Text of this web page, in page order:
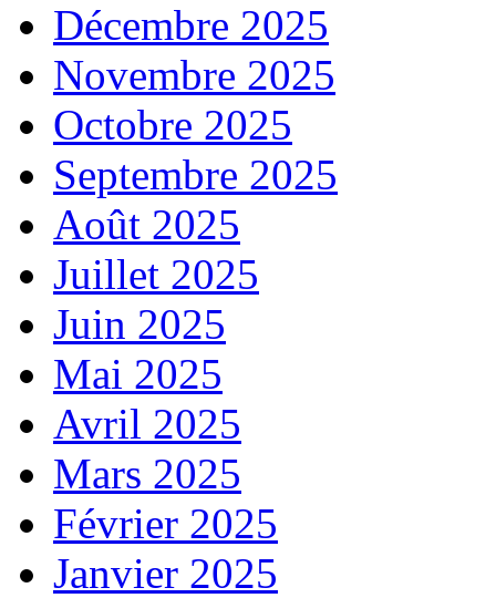
Décembre 2025
Novembre 2025
Octobre 2025
Septembre 2025
Août 2025
Juillet 2025
Juin 2025
Mai 2025
Avril 2025
Mars 2025
Février 2025
Janvier 2025